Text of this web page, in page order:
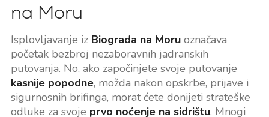
na Moru
Isplovljavanje iz Biograda na Moruoznačava
početak bezbroj nezaboravnih jadranskih
putovanja. No, ako započinjete svoje putovanje
kasnije popodne, možda nakon opskrbe, prijave i
sigurnosnih brifinga, morat ćete donijeti strateške
odluke za svoje prvo noćenje na sidrištu. Mnogi